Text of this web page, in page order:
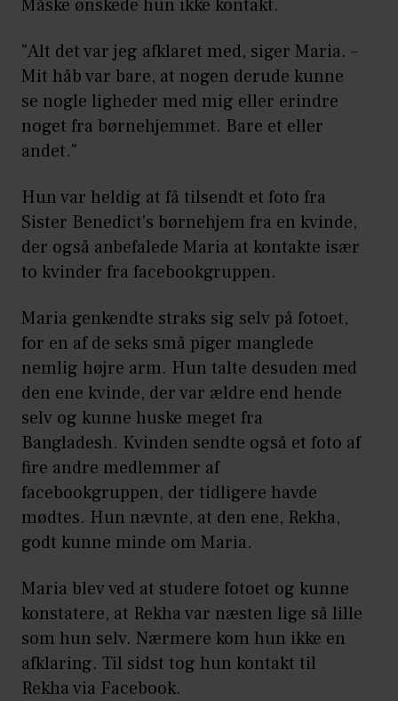
Måske ønskede hun ikke kontakt.
"Alt det var jeg afklaret med, siger Maria. –
Mit håb var bare, at nogen derude kunne
se nogle ligheder med mig eller erindre
noget fra børnehjemmet. Bare et eller
andet."
Hun var heldig at få tilsendt et foto fra
Sister Benedict's børnehjem fra en kvinde,
der også anbefalede Maria at kontakte især
to kvinder fra facebookgruppen.
Maria genkendte straks sig selv på fotoet,
for en af de seks små piger manglede
nemlig højre arm. Hun talte desuden med
den ene kvinde, der var ældre end hende
selv og kunne huske meget fra
Bangladesh. Kvinden sendte også et foto af
fire andre medlemmer af
facebookgruppen, der tidligere havde
mødtes. Hun nævnte, at den ene, Rekha,
godt kunne minde om Maria.
Maria blev ved at studere fotoet og kunne
konstatere, at Rekha var næsten lige så lille
som hun selv. Nærmere kom hun ikke en
afklaring. Til sidst tog hun kontakt til
Rekha via Facebook.